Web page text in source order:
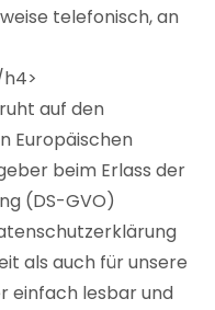
telefonisch, an
auf den
Europäischen
beim Erlass der
(DS-GVO)
als auch für unsere
einfach lesbar und